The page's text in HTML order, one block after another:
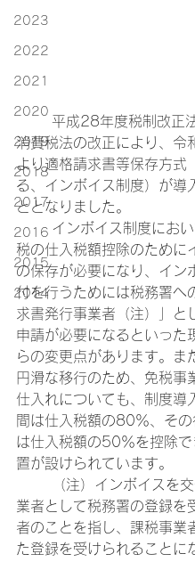
2023
2022
2021
2020
2019
2018
2017
2016
2015
2014
消費税法の改正により、令
より適格請求書等保存方式
る、インボイス制度）が導
ととなりました。
	インボイス制度においては、消費
税の仕入税額控除のために
の保存が必要になり、イン
付を行うためには税務署へ
求書発行事業者（注）」と
申請が必要になるといった
らの変更点があります。ま
円滑な移行のため、免税事
仕入れについても、制度導
間は仕入税額の80％、その
は仕入税額の50％を控除
置が設けられています。
業者として税務署の登録を
者のことを指し、課税事業
た登録を受けられることに